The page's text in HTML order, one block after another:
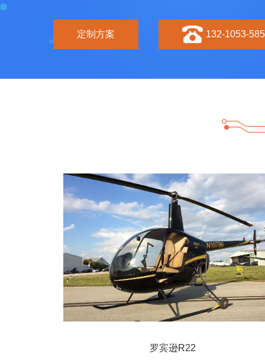
定制方案 132-1053-
罗宾逊R22